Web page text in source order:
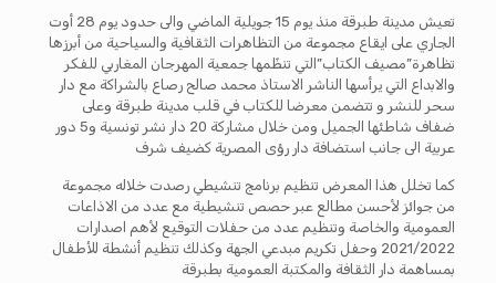
تعيش مدينة طبرقة منذ يوم 15 جويلية الماضي والى حدود يوم 28 أوت
الجاري على ايقاع مجموعة من التظاهرات الثقافية والسياحية من أبرزها
تظاهرة”مصيف الكتاب”التي تنظّمها جمعية المهرجان المغاربي للفكر
والابداع التي يرأسها الناشر الاستاذ محمد صالح رصاع بالشراكة مع دار
سحر للنشر و تتضمن معرضا للكتاب في قلب مدينة طبرقة وعلى
ضفاف شاطئها الجميل ومن خلال مشاركة 20 دار نشر تونسية و5 دور
عربية الى جانب استضافة دار رؤى المصرية كضيف شرف
كما تخلل هذا المعرض تنظيم برنامج تنشيطي رصدت خلاله مجموعة
من جوائز لأحسن مطالع عبر حصص تنشيطية مع عدد من الاذاعات
العمومية والخاصة وتنظيم عدد من حفلات التوقيع لأهم اصدارات
2021/2022 وحفل تكريم مبدعي الجهة وكذلك تنظيم أنشطة للأطفال
بمساهمة دار الثقافة والمكتبة العمومية بطبرقة